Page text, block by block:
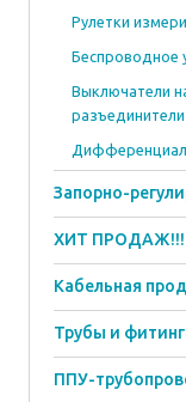
Рулетки
Беспроводное
Выключатели
разъединители
Запорно-
ХИТ ПРОДАЖ!!!
Кабельная
Трубы и
ППУ-